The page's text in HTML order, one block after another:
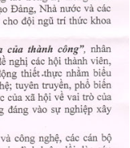
SÂN BAY LONG THÀNH